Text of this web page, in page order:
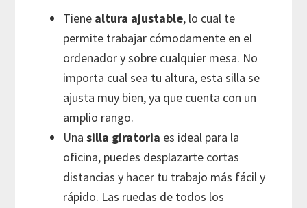
Tiene altura ajustable, lo cual te
permite trabajar cómodamente en el
ordenador y sobre cualquier mesa. No
importa cual sea tu altura, esta silla se
ajusta muy bien, ya que cuenta con un
amplio rango.
Unasilla giratoria es ideal para la
oficina, puedes desplazarte cortas
distancias y hacer tu trabajo más fácil y
rápido. Las ruedas de todos los